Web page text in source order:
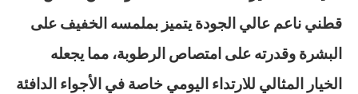
قطني ناعم عالي الجودة يتميز بملمسه الخفيف على
البشرة وقدرته على امتصاص الرطوبة، مما يجعله
الخيار المثالي للارتداء اليومي خاصة في الأجواء الدافئة